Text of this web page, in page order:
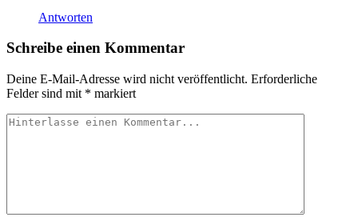
Antworten
Schreibe einen Kommentar
Deine E-Mail-Adresse wird nicht veröffentlicht. Erforderliche
Felder sind mit * markiert